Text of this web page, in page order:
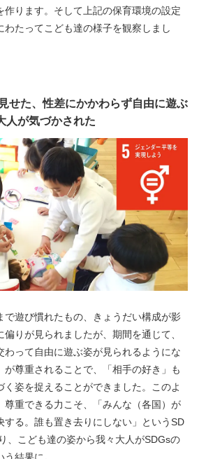
作ります。そして上記の保育環境の設定
わたってこども達の様子を観察しまし
せた、性差にかかわらず自由に遊ぶ
人が気づかされた
で遊び慣れたもの、きょうだい構成が影
りが見られましたが、期間を通じて、
わって自由に遊ぶ姿が見られるようにな
が尊重されることで、「相手の好き」も
く姿を捉えることができました。このよ
尊重できる力こそ、「みんな（各国）が
する。誰も置き去りにしない」というSD
、こども達の姿から我々大人がSDGsの
結果に。